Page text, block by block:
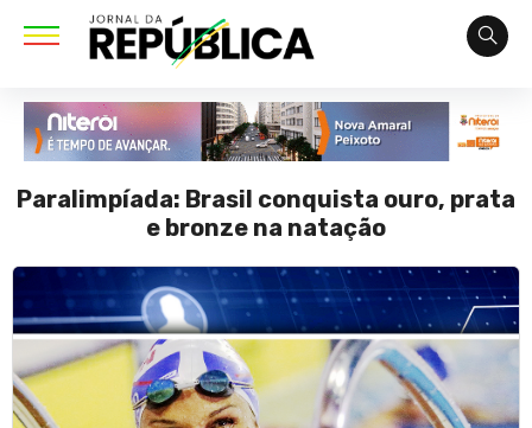
Paralimpíada: Brasil conquista ouro, prata
e bronze na natação